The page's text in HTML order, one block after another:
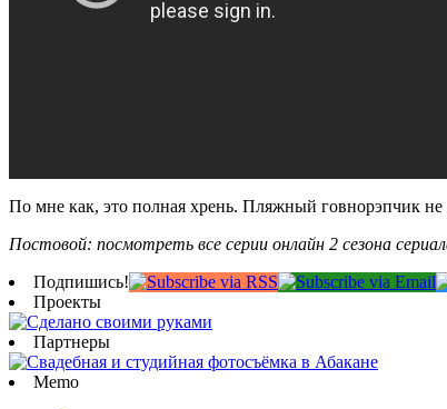
По мне как, это полная хрень. Пляжный говнорэпчик
Постовой: посмотреть все серии онлайн 2 сезона
Подпишись!
Проекты
Партнеры
Memo